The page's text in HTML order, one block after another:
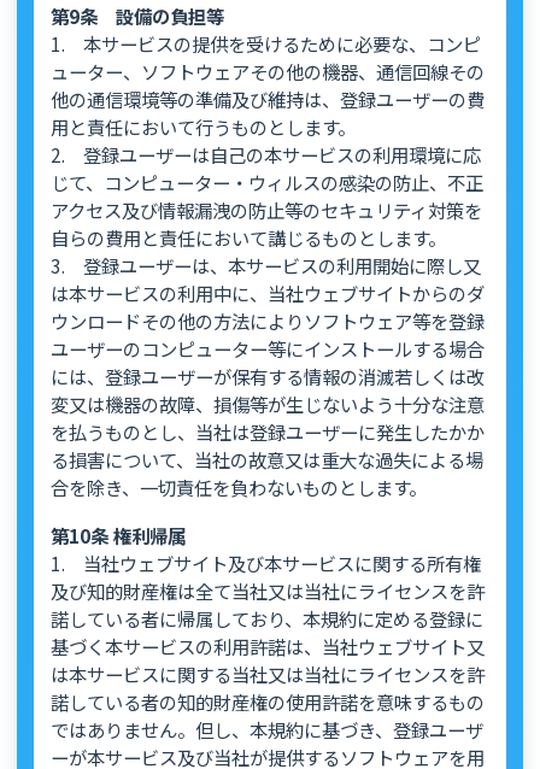
第9条 設備の負担等
1. 本サービスの提供を受けるために必要な、コンピ
ューター、ソフトウェアその他の機器、通信回線その
他の通信環境等の準備及び維持は、登録ユーザーの費
用と責任において行うものとします。
2. 登録ユーザーは自己の本サービスの利用環境に応
じて、コンピューター・ウィルスの感染の防止、不正
アクセス及び情報漏洩の防止等のセキュリティ対策を
自らの費用と責任において講じるものとします。
3. 登録ユーザーは、本サービスの利用開始に際し又
は本サービスの利用中に、当社ウェブサイトからのダ
ウンロードその他の方法によりソフトウェア等を登録
ユーザーのコンピューター等にインストールする場合
には、登録ユーザーが保有する情報の消滅若しくは改
変又は機器の故障、損傷等が生じないよう十分な注意
を払うものとし、当社は登録ユーザーに発生したかか
る損害について、当社の故意又は重大な過失による場
合を除き、一切責任を負わないものとします。
第10条 権利帰属
1. 当社ウェブサイト及び本サービスに関する所有権
及び知的財産権は全て当社又は当社にライセンスを許
諾している者に帰属しており、本規約に定める登録に
基づく本サービスの利用許諾は、当社ウェブサイト又
は本サービスに関する当社又は当社にライセンスを許
諾している者の知的財産権の使用許諾を意味するもの
ではありません。但し、本規約に基づき、登録ユーザ
ーが本サービス及び当社が提供するソフトウェアを用